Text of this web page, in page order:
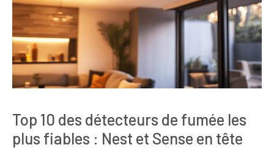
Top 10 des détecteurs de fumée les
plus fiables : Nest et Sense en tête